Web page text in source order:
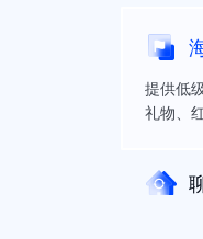
提供低
礼物、